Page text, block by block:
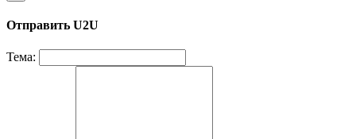
Отправить U2U
Тема: